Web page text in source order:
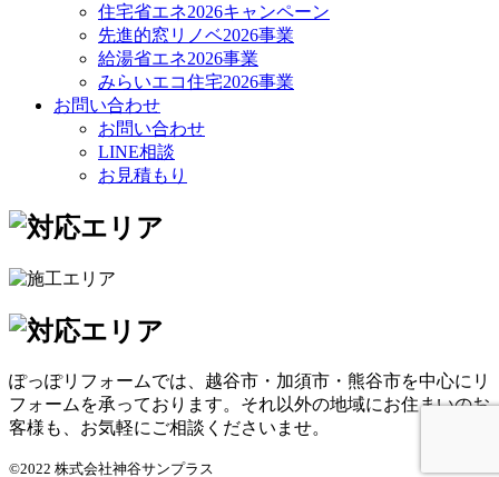
住宅省エネ2026キャンペーン
先進的窓リノベ2026事業
給湯省エネ2026事業
みらいエコ住宅2026事業
お問い合わせ
お問い合わせ
LINE相談
お見積もり
ぽっぽリフォームでは、越谷市・加須市・熊谷市を中心にリ
フォームを承っております。それ以外の地域にお住まいのお
客様も、お気軽にご相談くださいませ。
©2022 株式会社神谷サンプラス